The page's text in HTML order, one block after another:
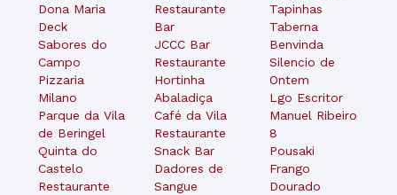
Dona Maria
Deck
Sabores do
Campo
Pizzaria
Milano
Parque da Vila
de Beringel
Quinta do
Castelo
Restaurante
Restaurante
Bar
JCCC Bar
Restaurante
Hortinha
Abaladiça
Café da Vila
Restaurante
Snack Bar
Dadores de
Sangue
Tapinhas
Taberna
Benvinda
Silencio de
Ontem
Lgo Escritor
Manuel Ribeiro
8
Pousaki
Frango
Dourado